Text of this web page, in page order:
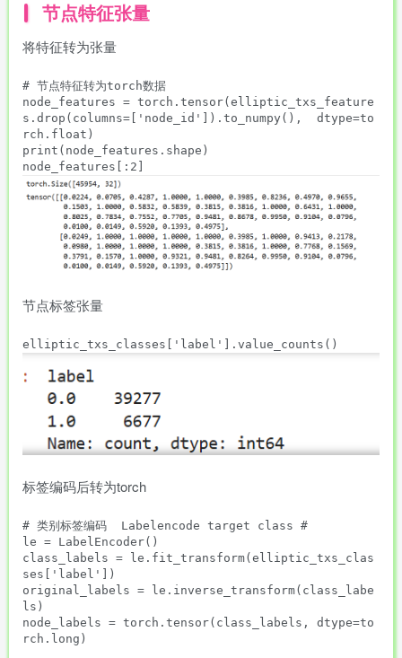
节点特征张量
将特征转为张量
# 节点特征转为torch数据
node_features = torch.tensor(elliptic_txs_feature
s.drop(columns=['node_id']).to_numpy(),  dtype=to
rch.float)
print(node_features.shape)
节点标签张量
标签编码后转为torch
# 类别标签编码  Labelencode target class #
le = LabelEncoder()
class_labels = le.fit_transform(elliptic_txs_clas
ses['label'])
original_labels = le.inverse_transform(class_labe
ls)
node_labels = torch.tensor(class_labels, dtype=to
rch.long)